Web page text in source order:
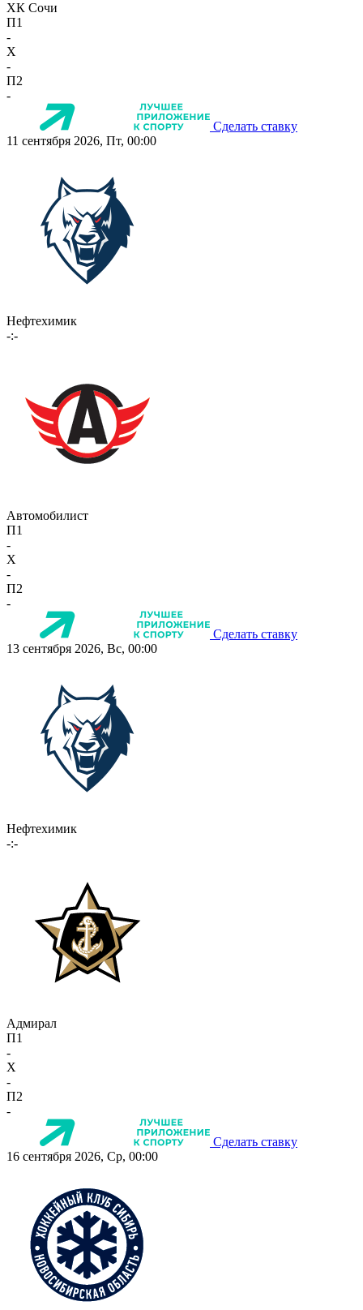
ХК Сочи
П1
-
X
-
П2
-
Сделать ставку
11 сентября 2026, Пт, 00:00
Нефтехимик
-:-
Автомобилист
П1
-
X
-
П2
-
Сделать ставку
13 сентября 2026, Вс, 00:00
Нефтехимик
-:-
Адмирал
П1
-
X
-
П2
-
Сделать ставку
16 сентября 2026, Ср, 00:00